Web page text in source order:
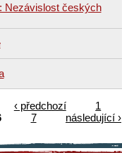
Nezávislost českých
‹ předchozí 1
7 následující ›